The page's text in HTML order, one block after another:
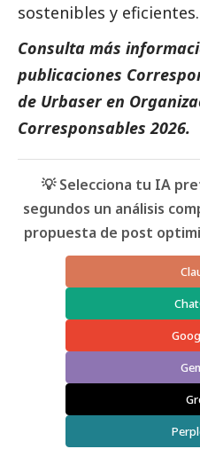
sostenibles y eficientes.
Consulta más
publicaciones
de Urbaseren
Corresponsables 2026.
💡 Selecciona tu IA
segundos un análisis
propuesta de post